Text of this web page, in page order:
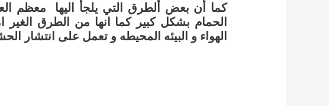
كما أن بعض ألطرق التي يلجأ اليها معظم
الحمام بشكل كبير كما انها من الطرق
الهواء و البيئه المحيطه و تعمل على انتشار